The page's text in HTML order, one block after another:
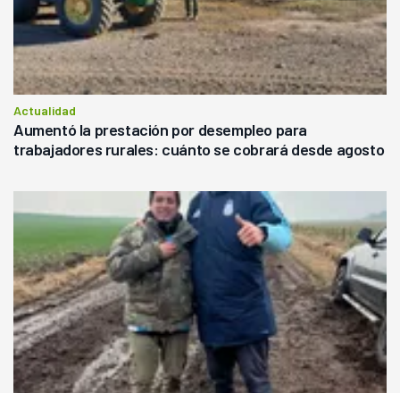
Actualidad
Aumentó la prestación por desempleo para
trabajadores rurales: cuánto se cobrará desde agosto